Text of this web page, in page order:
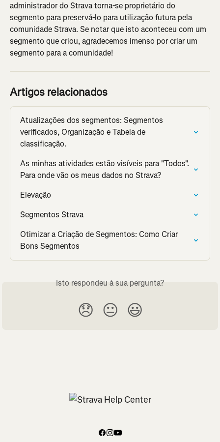
administrador do Strava torna-se proprietário do
segmento para preservá-lo para utilização futura pela
comunidade Strava. Se notar que isto aconteceu com um
segmento que criou, agradecemos imenso por criar um
segmento para a comunidade!
Artigos relacionados
Atualizações dos segmentos: Segmentos
verificados, Organização e Tabela de
classificação.
As minhas atividades estão visíveis para "Todos".
Para onde vão os meus dados no Strava?
Elevação
Segmentos Strava
Otimizar a Criação de Segmentos: Como Criar
Bons Segmentos
Isto respondeu à sua pergunta?
😞 😐 😃